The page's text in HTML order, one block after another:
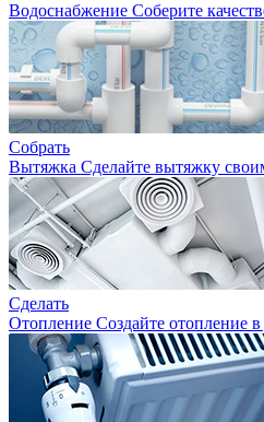
Водоснабжение Соберите
Собрать
Вытяжка Сделайте вытяжку
Сделать
Отопление Создайте отопление